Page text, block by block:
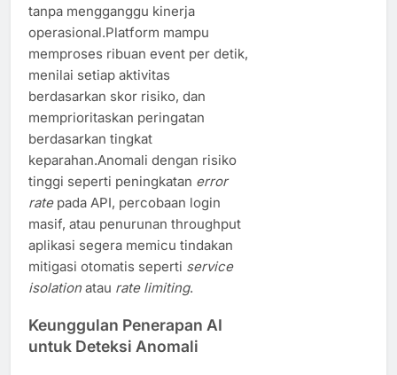
tanpa mengganggu kinerja
operasional.Platform mampu
memproses ribuan event per detik,
menilai setiap aktivitas
berdasarkan skor risiko, dan
memprioritaskan peringatan
berdasarkan tingkat
keparahan.Anomali dengan risiko
tinggi seperti peningkatan error
ratepada API, percobaan login
masif, atau penurunan throughput
aplikasi segera memicu tindakan
mitigasi otomatis seperti service
isolation atau rate limiting.
Keunggulan Penerapan AI
untuk Deteksi Anomali